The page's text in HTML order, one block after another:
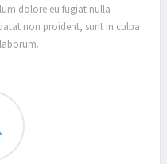
dolore eu fugiat nulla
non proident, sunt in culpa